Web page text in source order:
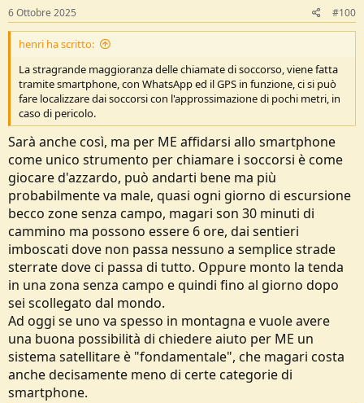
s
:
6 Ottobre 2025 #100
henri ha scritto:
La stragrande maggioranza delle chiamate di soccorso, viene fatta
tramite smartphone, con WhatsApp ed il GPS in funzione, ci si può
fare localizzare dai soccorsi con l'approssimazione di pochi metri, in
caso di pericolo.
Sarà anche così, ma per ME affidarsi allo smartphone
come unico strumento per chiamare i soccorsi è come
giocare d'azzardo, può andarti bene ma più
probabilmente va male, quasi ogni giorno di escursione
becco zone senza campo, magari son 30 minuti di
cammino ma possono essere 6 ore, dai sentieri
imboscati dove non passa nessuno a semplice strade
sterrate dove ci passa di tutto. Oppure monto la tenda
in una zona senza campo e quindi fino al giorno dopo
sei scollegato dal mondo.
Ad oggi se uno va spesso in montagna e vuole avere
una buona possibilità di chiedere aiuto per ME un
sistema satellitare è "fondamentale", che magari costa
anche decisamente meno di certe categorie di
smartphone.